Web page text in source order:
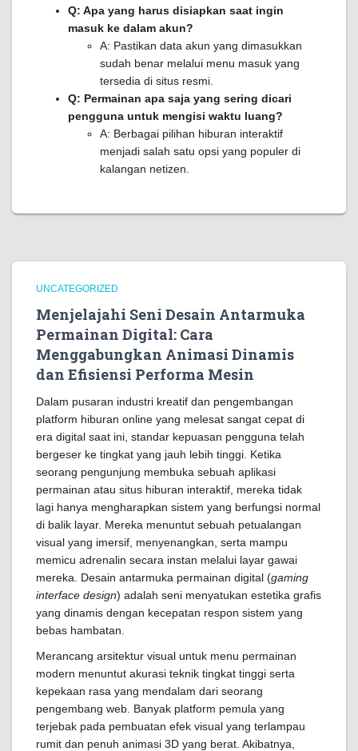
Q: Apa yang harus disiapkan saat ingin
masuk ke dalam akun?
A: Pastikan data akun yang dimasukkan
sudah benar melalui menu masuk yang
tersedia di situs resmi.
Q: Permainan apa saja yang sering dicari
pengguna untuk mengisi waktu luang?
A: Berbagai pilihan hiburan interaktif
menjadi salah satu opsi yang populer di
kalangan netizen.
UNCATEGORIZED
Menjelajahi Seni Desain Antarmuka
Permainan Digital: Cara
Menggabungkan Animasi Dinamis
dan Efisiensi Performa Mesin
Dalam pusaran industri kreatif dan pengembangan
platform hiburan online yang melesat sangat cepat di
era digital saat ini, standar kepuasan pengguna telah
bergeser ke tingkat yang jauh lebih tinggi. Ketika
seorang pengunjung membuka sebuah aplikasi
permainan atau situs hiburan interaktif, mereka tidak
lagi hanya mengharapkan sistem yang berfungsi normal
di balik layar. Mereka menuntut sebuah petualangan
visual yang imersif, menyenangkan, serta mampu
memicu adrenalin secara instan melalui layar gawai
mereka. Desain antarmuka permainan digital (gaming
interface design) adalah seni menyatukan estetika grafis
yang dinamis dengan kecepatan respon sistem yang
bebas hambatan.
Merancang arsitektur visual untuk menu permainan
modern menuntut akurasi teknik tingkat tinggi serta
kepekaan rasa yang mendalam dari seorang
pengembang web. Banyak platform pemula yang
terjebak pada pembuatan efek visual yang terlampau
rumit dan penuh animasi 3D yang berat. Akibatnya,